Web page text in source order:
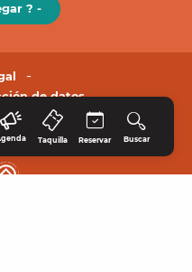
Taquilla Reservar Buscar
? -
de datos.